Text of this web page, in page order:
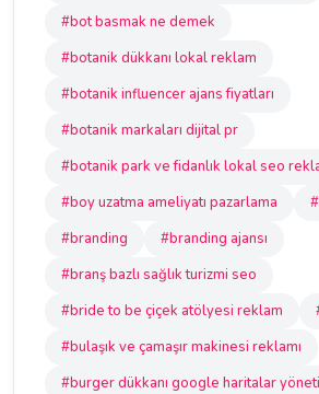
#bot basmak ne demek
#botanik dükkanı lokal reklam
#botanik influencer ajans fiyatları
#botanik markaları dijital pr
#botanik park ve fidanlık lokal seo
#boy uzatma ameliyatı pazarlama
#branding
#branding ajansı
#branş bazlı sağlık turizmi seo
#bride to be çiçek atölyesi reklam
#bulaşık ve çamaşır makinesi reklamı
#burger dükkanı google haritalar